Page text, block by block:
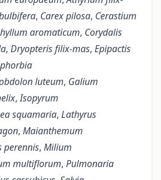
, Carex pilosa, Cerastium
aromaticum, Corydalis
, Dryopteris filix-mas, Epipactis
luteum, Galium
,Isopyrum
squamaria, Lathyrus
, Maianthemum
perennis, Milium
multiflorum, Pulmonaria